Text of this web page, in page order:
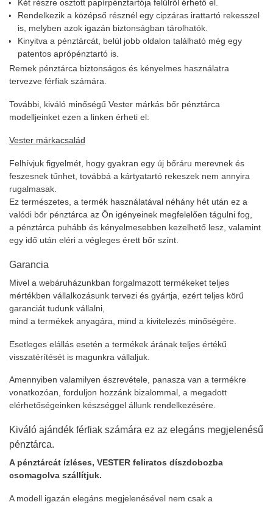
Két részre osztott papírpénztartója felülről érhető el.
Rendelkezik a középső résznél egy cipzáras irattartó rekesszel
is, melyben azok igazán biztonságban tárolhatók.
Kinyitva a pénztárcát, belül jobb oldalon található még egy
patentos aprópénztartó is.
Remek pénztárca biztonságos és kényelmes használatra
tervezve férfiak számára.
További, kiváló minőségű Vester márkás bőr pénztárca
modelljeinket ezen a linken érheti el:
Vester márkacsalád
Felhívjuk figyelmét, hogy gyakran egy új bőráru merevnek és
feszesnek tűnhet, továbbá a kártyatartó rekeszek nem annyira
rugalmasak.
Ez természetes, a termék használatával néhány hét után ez a
valódi bőr pénztárca az Ön igényeinek megfelelően tágulni fog,
a pénztárca puhább és kényelmesebben kezelhető lesz, valamint
egy idő után eléri a végleges érett bőr színt.
Garancia
Mivel a webáruházunkban forgalmazott termékeket teljes
mértékben vállalkozásunk tervezi és gyártja, ezért teljes körű
garanciát tudunk vállalni,
mind a termékek anyagára, mind a kivitelezés minőségére.
Esetleges elállás esetén a termékek árának teljes értékű
visszatérítését is magunkra vállaljuk.
Amennyiben valamilyen észrevétele, panasza van a termékre
vonatkozóan, forduljon hozzánk bizalommal, a megadott
elérhetőségeinken készséggel állunk rendelkezésére.
Kiváló ajándék férfiak számára ez az elegáns megjelenésű
pénztárca.
A pénztárcát ízléses, VESTER feliratos díszdobozba
csomagolva szállítjuk.
A modell igazán elegáns megjelenésével nem csak a